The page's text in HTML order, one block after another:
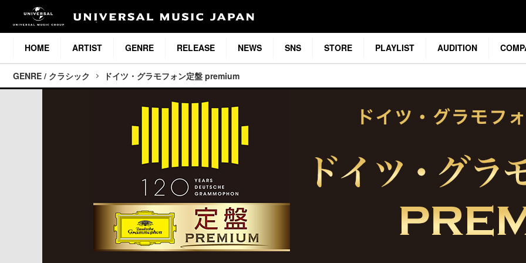
HOME ARTIST GENRE RELEASE NEWS SNS STORE PLAYLIST AUDITION
GENRE / クラシック ドイツ・グラモフォン定盤 premium